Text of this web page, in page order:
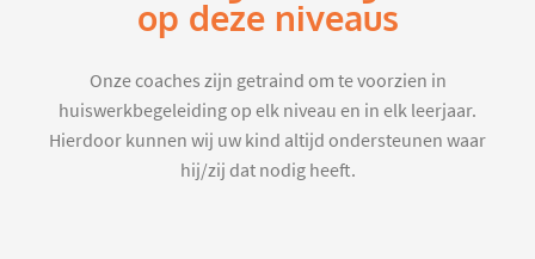
op deze niveaus
Onze coaches zijn getraind om te voorzien in
huiswerkbegeleiding op elk niveau en in elk leerjaar.
Hierdoor kunnen wij uw kind altijd ondersteunen waar
hij/zij dat nodig heeft.